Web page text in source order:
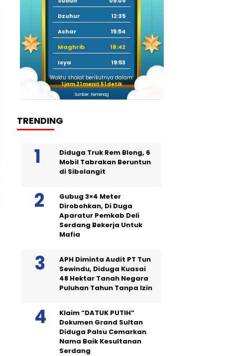
Dzuhur
12:35
Ashar
15:54
Maghrib
18:42
Isya
19:53
Waktu sholat berikutnya dalam:
1 jam 21 menit 50 detik
Sumber: Kemenag
TRENDING
Diduga Truk Rem Blong, 6
Mobil Tabrakan Beruntun
di Sibolangit
Gubug 3×4 Meter
Dirobohkan, Di Duga
Aparatur Pemkab Deli
Serdang Bekerja Untuk
Mafia
APH Diminta Audit PT Tun
Sewindu, Diduga Kuasai
48 Hektar Tanah Negara
Puluhan Tahun Tanpa Izin
Klaim “DATUK PUTIH”
Dokumen Grand Sultan
Diduga Palsu Cemarkan
Nama Baik Kesultanan
Serdang